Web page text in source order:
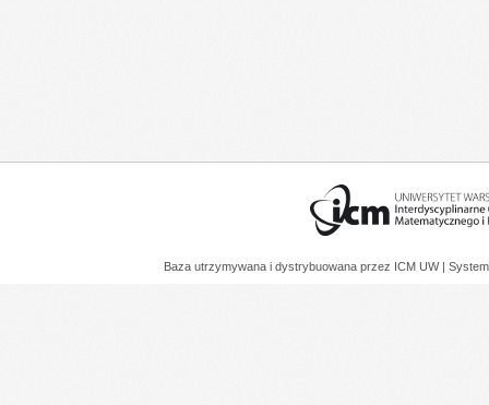
Baza utrzymywana i dystrybuowana przez ICM UW |